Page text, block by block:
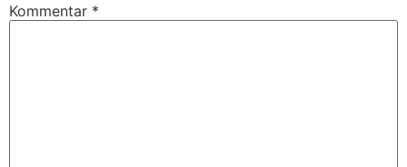
Kommentar *